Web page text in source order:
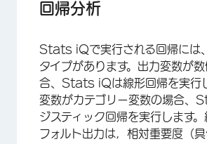
回帰分析
Stats iQで実行される回帰には
タイプがあります。出力変数が
合、Stats iQは線形回帰を実行
変数がカテゴリー変数の場合、
ジスティック回帰を実行します
フォルト出力は，相対重要度（